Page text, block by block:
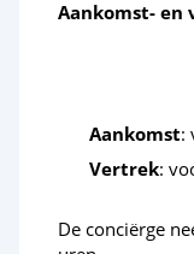
Aankomst-
Aankomst:
Vertrek:
De conciërge